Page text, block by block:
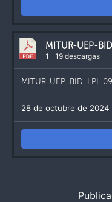
MITUR-UEP-
1 19 descargas
MITUR-UEP-BID-LPI-
28 de octubre de 2024